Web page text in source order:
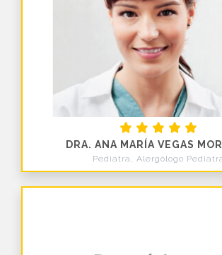
DRA. ANA MARÍA VEGAS
Pediatra, Alergólogo